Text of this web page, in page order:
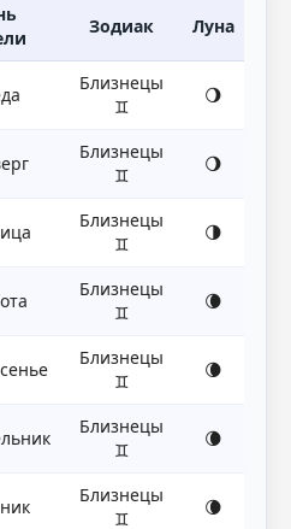
Зодиак Луна
Близнецы
♊
🌖
Близнецы
♊
🌖
Близнецы
♊
🌗
Близнецы
♊
🌘
Близнецы
♊
🌘
Близнецы
♊
🌘
Близнецы
♊
🌘